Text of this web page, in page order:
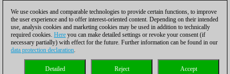
We use cookies and comparable technologies to provide certain functions, to improve
the user experience and to offer interest-oriented content. Depending on their intended
use, analysis cookies and marketing cookies may be used in addition to technically
required cookies. Here you can make detailed settings or revoke your consent (if
necessary partially) with effect for the future. Further information can be found in our
data protection declaration.
Accept
Reject
Detailed